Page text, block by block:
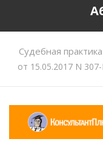
Судебная практика
от 15.05.2017 N